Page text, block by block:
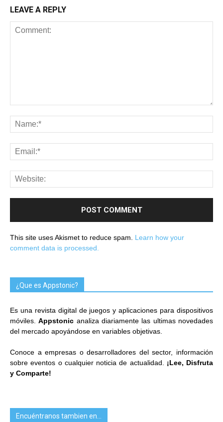
LEAVE A REPLY
This site uses Akismet to reduce spam. Learn how your
comment data is processed.
¿Que es Appstonic?
Es una revista digital de juegos y aplicaciones para dispositivos
móviles.Appstonic analiza diariamente las ultimas novedades
del mercado apoyándose en variables objetivas.
Conoce a empresas o desarrolladores del sector, información
sobre eventos o cualquier noticia de actualidad. ¡Lee, Disfruta
y Comparte!
Encuéntranos tambien en…